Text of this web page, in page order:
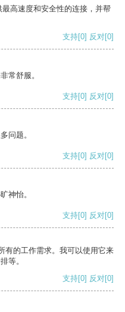
高速度和安全性的连接，并帮
支持[0] 反对[0]
常舒服。
支持[0] 反对[0]
问题。
支持[0] 反对[0]
神怡。
支持[0] 反对[0]
有的工作需求。我可以使用它来
等。
支持[0] 反对[0]